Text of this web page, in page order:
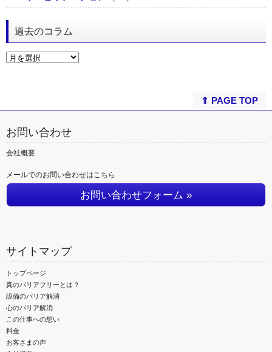
過去のコラム
⇑ PAGE TOP
お問い合わせ
会社概要
メールでのお問い合わせはこちら
お問い合わせフォーム »
サイトマップ
トップページ
真のバリアフリーとは？
設備のバリア解消
心のバリア解消
この仕事への想い
料金
お客さまの声